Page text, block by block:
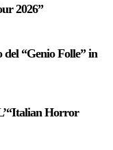
2026”
“Genio Folle” in
Horror